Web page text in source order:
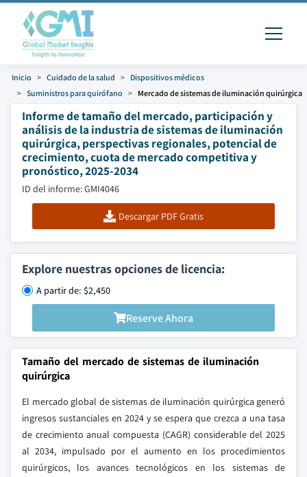
Inicio Cuidado de la salud
Dispositivos médicos
Suministros para quirófano
Mercado de sistemas de iluminación quirúrgica
Informe de tamaño del mercado, participación y
análisis de la industria de sistemas de iluminación
quirúrgica, perspectivas regionales, potencial de
crecimiento, cuota de mercado competitiva y
pronóstico, 2025-2034
ID del informe: GMI4046
Descargar PDF Gratis
Explore nuestras opciones de licencia:
A partir de: $2,450
Reserve Ahora
Tamaño del mercado de sistemas de iluminación
quirúrgica
El mercado global de sistemas de iluminación quirúrgica generó
ingresos sustanciales en 2024 y se espera que crezca a una tasa
de crecimiento anual compuesta (CAGR) considerable del 2025
al 2034, impulsado por el aumento en los procedimientos
quirúrgicos, los avances tecnológicos en los sistemas de